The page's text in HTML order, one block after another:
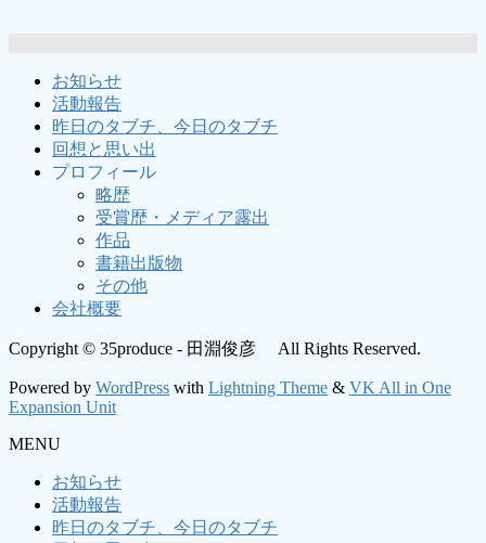
お知らせ
活動報告
昨日のタブチ、今日のタブチ
回想と思い出
プロフィール
略歴
受賞歴・メディア露出
作品
書籍出版物
その他
会社概要
Copyright © 35produce - 田淵俊彦 All Rights Reserved.
Powered by WordPress with Lightning Theme & VK All in One
Expansion Unit
MENU
お知らせ
活動報告
昨日のタブチ、今日のタブチ